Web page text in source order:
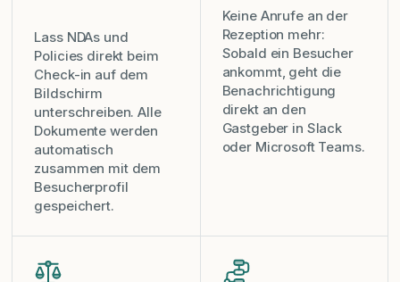
Lass NDAs und
Policies direkt beim
Check-in auf dem
Bildschirm
unterschreiben. Alle
Dokumente werden
automatisch
zusammen mit dem
Besucherprofil
gespeichert.
Keine Anrufe an der
Rezeption mehr:
Sobald ein Besucher
ankommt, geht die
Benachrichtigung
direkt an den
Gastgeber in Slack
oder Microsoft Teams.